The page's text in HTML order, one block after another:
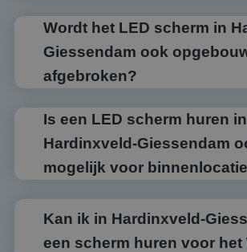
Wordt het LED scherm in
Giessendam ook
afgebroken?
Is een LED scherm huren in
Hardinxveld-Giessendam
mogelijk voor
Kan ik in Hardinxveld-
een scherm huren voor het